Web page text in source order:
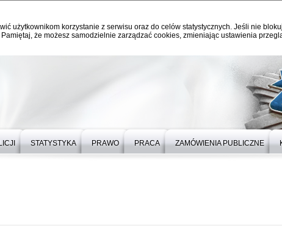
użytkownikom korzystanie z serwisu oraz do celów statystycznych. Jeśli nie
że możesz samodzielnie zarządzać cookies, zmieniając ustawienia
STATYSTYKA PRAWO PRACA ZAMÓWIENIA PUBLICZNE